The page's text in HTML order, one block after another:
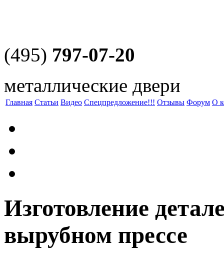
(495) 797-07-20
металлические двери
Главная Статьи Видео Спецпредложение!!! Отзывы Форум О
Изготовление
вырубном прессе